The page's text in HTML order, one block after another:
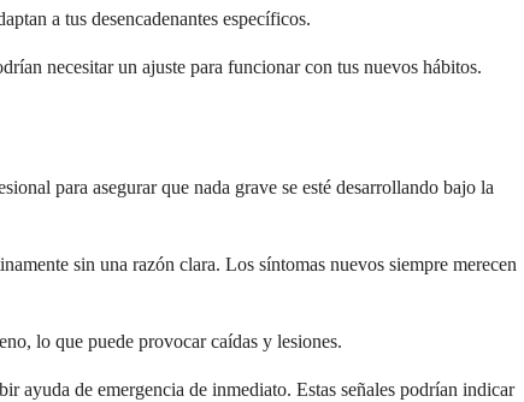
a tus desencadenantes específicos.
necesitar un ajuste para funcionar con tus nuevos hábitos.
para asegurar que nada grave se esté desarrollando bajo la
sin una razón clara. Los síntomas nuevos siempre merecen
lo que puede provocar caídas y lesiones.
ayuda de emergencia de inmediato. Estas señales podrían indicar